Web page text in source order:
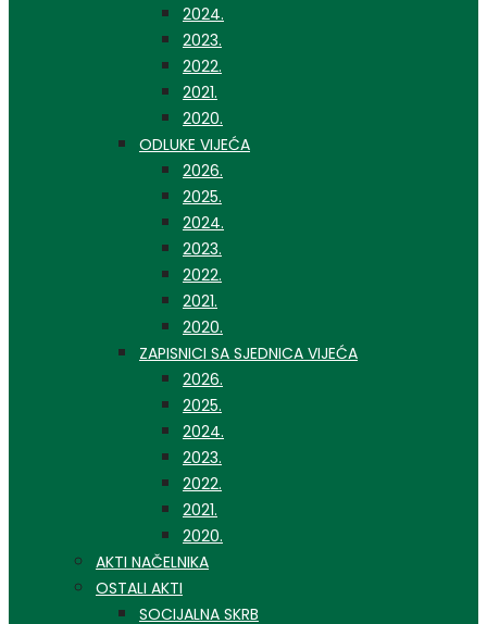
2024.
2023.
2022.
2021.
2020.
ODLUKE VIJEĆA
2026.
2025.
2024.
2023.
2022.
2021.
2020.
ZAPISNICI SA SJEDNICA VIJEĆA
2026.
2025.
2024.
2023.
2022.
2021.
2020.
AKTI NAČELNIKA
OSTALI AKTI
SOCIJALNA SKRB